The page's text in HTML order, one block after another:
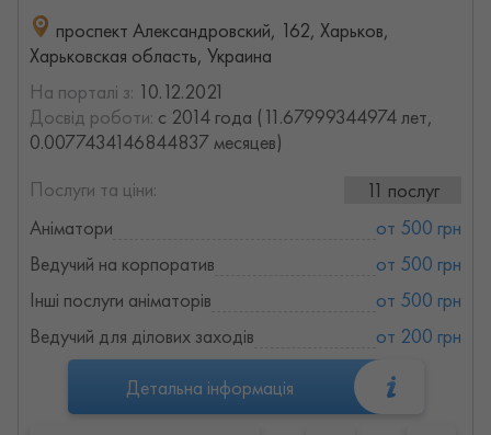
проспект Александровский, 162, Харьков,
Харьковская область, Украина
На порталі з: 10.12.2021
Досвід роботи: с 2014 года (11.67999344974 лет,
0.0077434146844837 месяцев)
Послуги та ціни:
11 послуг
Аніматори
от 500 грн
Ведучий на корпоратив
от 500 грн
Інші послуги аніматорів
от 500 грн
Ведучий для ділових заходів
от 200 грн
Детальна інформація